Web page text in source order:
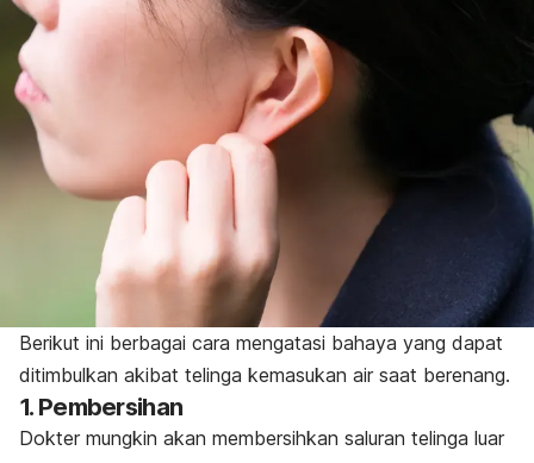
Berikut ini berbagai cara mengatasi bahaya yang dapat
ditimbulkan akibat telinga kemasukan air saat berenang.
1. Pembersihan
Dokter mungkin akan membersihkan saluran telinga luar